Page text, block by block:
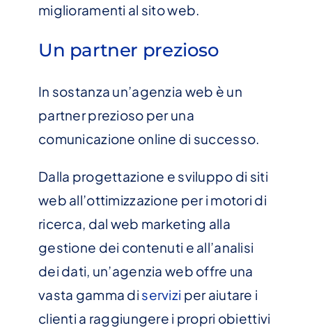
miglioramenti al sito web.
Un partner prezioso
In sostanza un’agenzia web è un
partner prezioso per una
comunicazione online di successo.
Dalla progettazione e sviluppo di siti
web all’ottimizzazione per i motori di
ricerca, dal web marketing alla
gestione dei contenuti e all’analisi
dei dati, un’agenzia web offre una
vasta gamma di servizi per aiutare i
clienti a raggiungere i propri obiettivi